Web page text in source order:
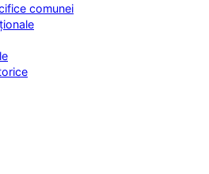
comunei